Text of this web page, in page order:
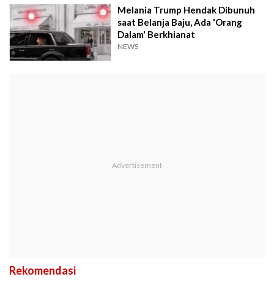
Melania Trump Hendak Dibunuh
saat Belanja Baju, Ada 'Orang
Dalam' Berkhianat
NEWS
Rekomendasi